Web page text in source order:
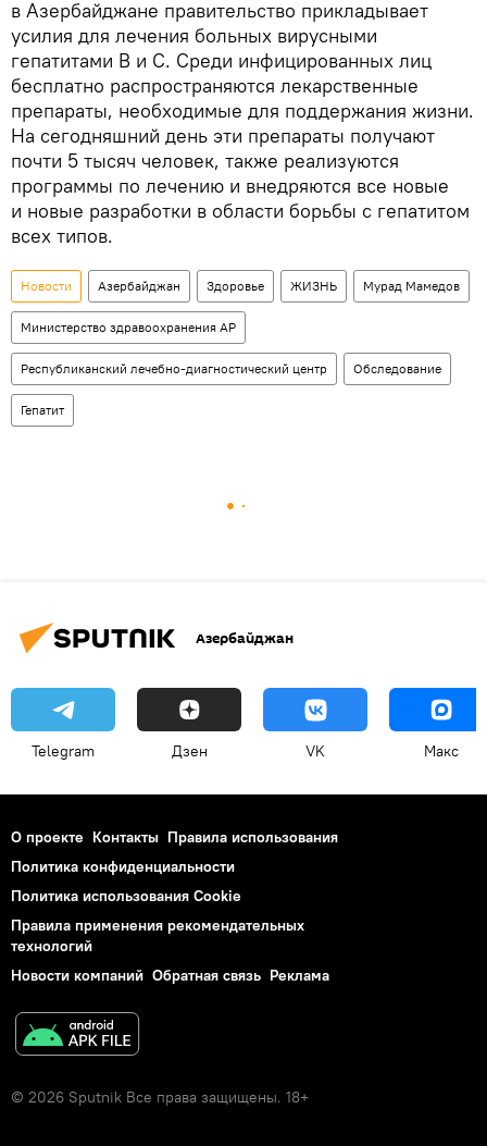
в Азербайджане правительство прикладывает
усилия для лечения больных вирусными
гепатитами В и С. Среди инфицированных лиц
бесплатно распространяются лекарственные
препараты, необходимые для поддержания жизни.
На сегодняшний день эти препараты получают
почти 5 тысяч человек, также реализуются
программы по лечению и внедряются все новые
и новые разработки в области борьбы с гепатитом
всех типов.
Новости Азербайджан Здоровье ЖИЗНЬ Мурад Мамедов
Министерство здравоохранения АР
Республиканский лечебно-диагностический центр Обследование
Гепатит
Азербайджан
Telegram Дзен VK Макс
О проекте Контакты Правила использования
Политика конфиденциальности
Политика использования Cookie
Правила применения рекомендательных
технологий
Новости компаний Обратная связь Реклама
© 2026 Sputnik Все права защищены. 18+